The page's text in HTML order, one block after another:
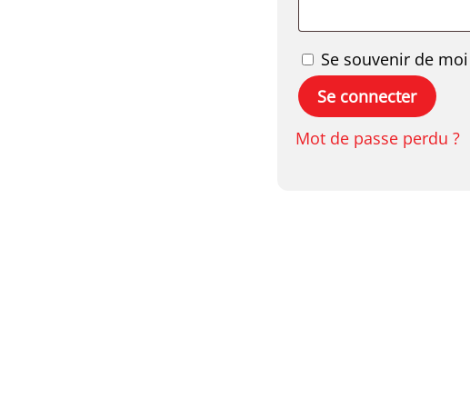
Se souvenir de moi
Se connecter
Mot de passe perdu ?